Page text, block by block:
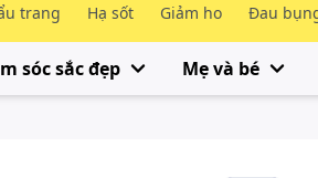
trang Hạ sốt Giảm ho Đau
sóc sắc đẹp Mẹ và bé